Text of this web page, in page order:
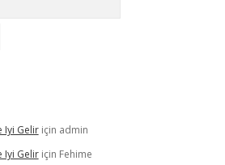
Iyi Geliriçin admin
Iyi Geliriçin Fehime